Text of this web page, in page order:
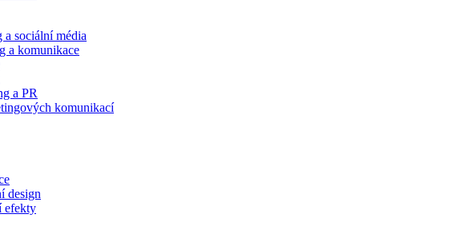
sociální média
a komunikace
a PR
komunikací
design
efekty